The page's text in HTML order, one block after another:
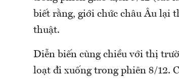
biết rằng, giới chức châu Âu lại
thuật.
Diễn biến cùng chiều với thị
loạt đi xuống trong phiên 8/12.